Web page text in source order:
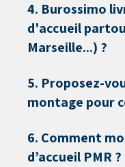
4. Burossimo
d'accueil
Marseille...) ?
5. Proposez-
montage pour
6. Comment
d’accueil PMR ?